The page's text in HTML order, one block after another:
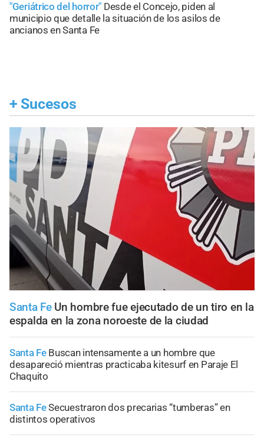
"Geriátrico del horror" Desde el Concejo, piden al
municipio que detalle la situación de los asilos de
ancianos en Santa Fe
+ Sucesos
Santa Fe Un hombre fue ejecutado de un tiro en la
espalda en la zona noroeste de la ciudad
Santa Fe Buscan intensamente a un hombre que
desapareció mientras practicaba kitesurf en Paraje El
Chaquito
Santa FeSecuestraron dos precarias “tumberas” en
distintos operativos